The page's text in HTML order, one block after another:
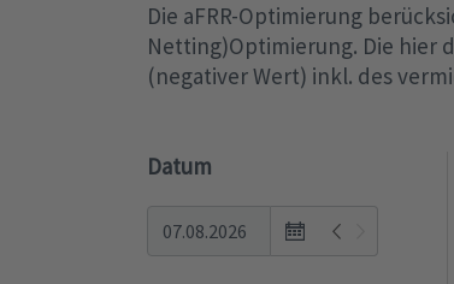
Die aFRR-Optimierung
Netting)Optimierung. Die hier
(negativer Wert) inkl. des
Datum
Open